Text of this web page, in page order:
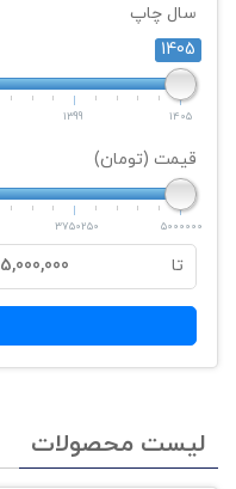
سال چاپ
1405
1399 1405
قیمت (تومان)
3750250 5000000
تا 5,000,000
لیست محصولات